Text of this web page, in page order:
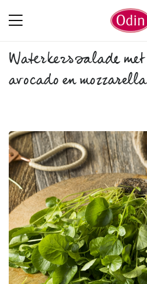
Waterkerssalade met
avocado en mozzarella